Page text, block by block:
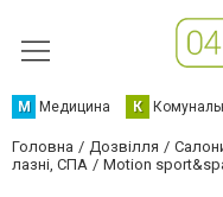
М Медицина К
Головна Дозвілля
лазні, СПА
Motion